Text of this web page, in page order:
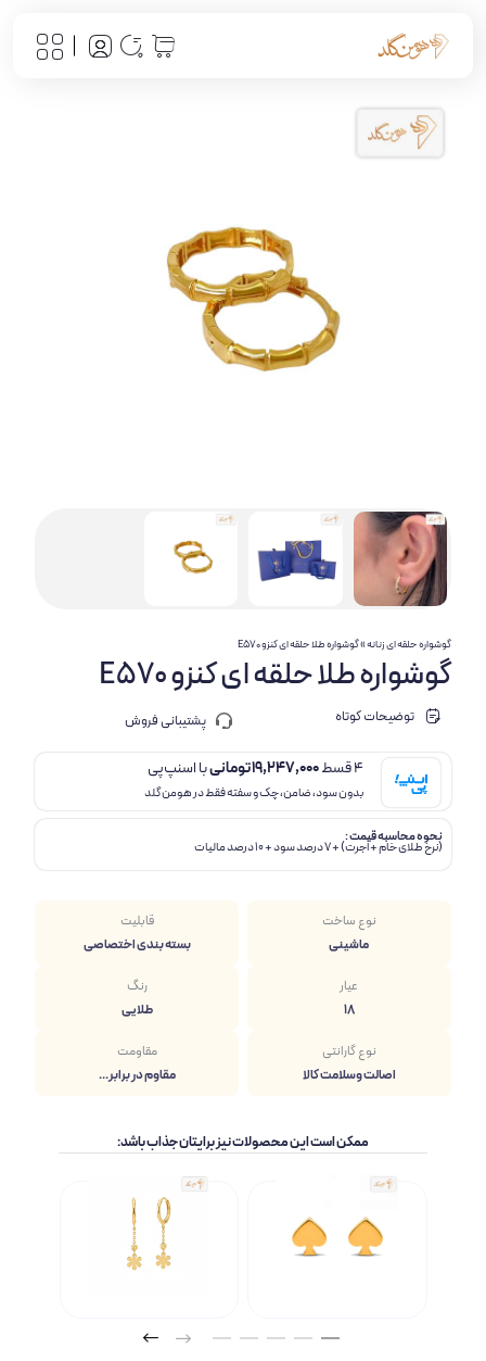
گوشواره حلقه ای زنانه»گوشواره طلا حلقه ای کنزو E570
گوشواره طلا حلقه ای کنزو E570
توضیحات کوتاه پشتیبانی فروش
4 قسط 19,247,000تومانیبا اسنپ‌پی
بدون سود، ضامن، چک و سفته فقط در هومن گلد
نحوه محاسبه قیمت :
(نرخ طلای خام + اجرت) + 7 درصد سود + 10 درصد مالیات
نوع ساخت
ماشینی
قابلیت
بسته بندی اختصاصی
عیار
18
رنگ
طلایی
نوع گارانتی
اصالت وسلامت کالا
مقاومت
مقاوم در برابر...
ممکن است این محصولات نیز برایتان جذاب باشد: